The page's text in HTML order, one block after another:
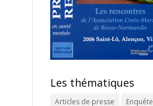
Les thématiques
Articles de presse Enquête